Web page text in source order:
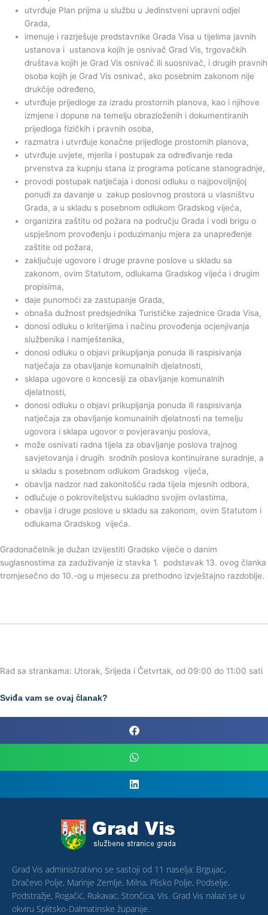
utvrđuje Plan prijma u službu u Jedinstveni upravni odjel
Grada,
imenuje i razrješuje predstavnike Grada Visa u tijelima javnih
ustanova i ustanova kojih je osnivač Grad Vis, trgovačkih
društava kojih je Grad Vis osnivač ili suosnivač, i drugih pravnih
osoba kojih je Grad Vis osnivač, ako posebnim zakonom nije
drukčije određeno,
utvrđuje prijedloge za izradu prostornih planova, kao i njihove
izmjene i dopune na temelju obrazloženih i dokumentiranih
prijedloga fizičkih i pravnih osoba,
razmatra i utvrđuje konačne prijedloge prostornih planova,
utvrđuje uvjete, mjerila i postupak za određivanje reda
prvenstva za kupnju stana iz programa poticane stanogradnje,
provodi postupak natječaja i donosi odluku o najpovoljnijoj
ponudi za davanje u zakup poslovnog prostora u vlasništvu
Grada, a u skladu s posebnom odlukom Gradskog vijeća,
organizira zaštitu od požara na području Grada i vodi brigu o
uspješnom provođenju i poduzimanju mjera za unapređenje
zaštite od požara,
zaključuje ugovore i druge pravne poslove u skladu sa
zakonom, ovim Statutom, odlukama Gradskog vijeća i drugim
propisima,
daje punomoći za zastupanje Grada,
obnaša dužnost predsjednika Turističke zajednice Grada Visa,
donosi odluku o kriterijima i načinu provođenja ocjenjivanja
službenika i namještenika,
donosi odluku o objavi prikupljanja ponuda ili raspisivanja
natječaja za obavljanje komunalnih djelatnosti,
sklapa ugovore o koncesiji za obavljanje komunalnih
djelatnosti,
donosi odluku o objavi prikupljanja ponuda ili raspisivanja
natječaja za obavljanje komunalnih djelatnosti na temelju
ugovora i sklapa ugovor o povjeravanju poslova,
može osnivati radna tijela za obavljanje poslova trajnog
savjetovanja i drugih srodnih poslova kontinuirane suradnje, a
u skladu s posebnom odlukom Gradskog vijeća,
obavlja nadzor nad zakonitošću rada tijela mjesnih odbora,
odlučuje o pokroviteljstvu sukladno svojim ovlastima,
obavlja i druge poslove u skladu sa zakonom, ovim Statutom i
odlukama Gradskog vijeća.
Gradonačelnik je dužan izvijestiti Gradsko vijeće o danim
suglasnostima za zaduživanje iz stavka 1. podstavak 13. ovog članka
tromjesečno do 10.-og u mjesecu za prethodno izvještajno razdoblje.
Rad sa strankama: Utorak, Srijeda i Četvrtak, od 09:00 do 11:00 sati
Sviđa vam se ovaj članak?
Grad Vis administrativno se sastoji od 11 naselja: Brgujac,
Dračevo Polje, Marinje Zemlje, Milna, Plisko Polje, Podselje,
Podstražje, Rogačić, Rukavac, Stončica, Vis. Grad Vis nalazi se u
okviru Splitsko-Dalmatinske županije.